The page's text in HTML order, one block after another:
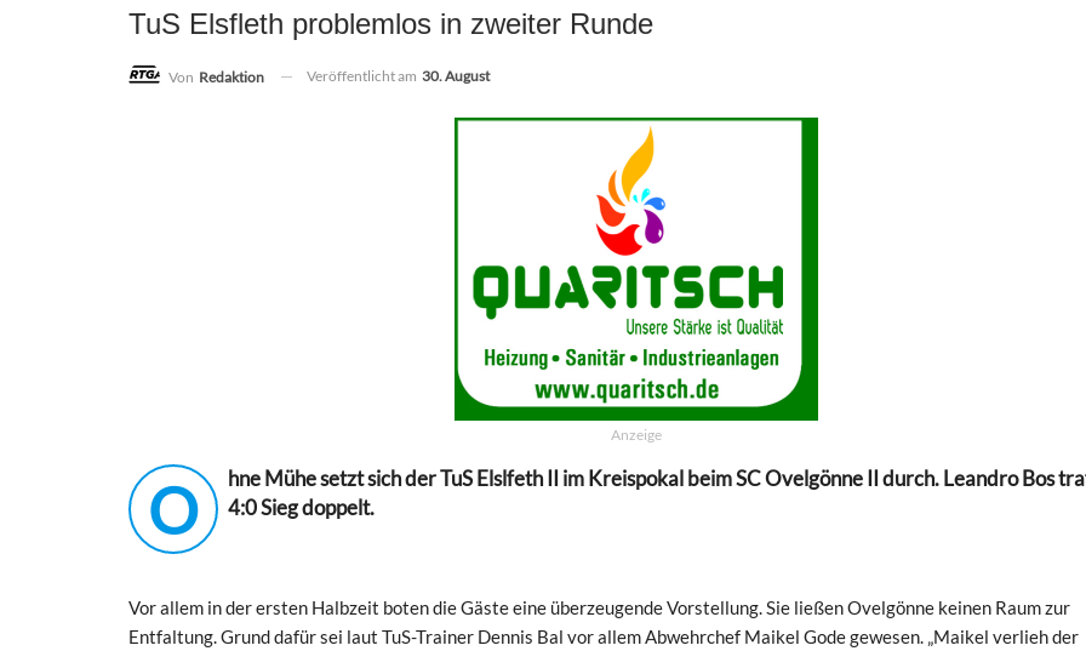
TuS Elsfleth problemlos in zweiter Runde
Von Redaktion Veröffentlicht am 30. August
Anzeige
O
hne Mühe setzt sich der TuS Elslfeth II im Kreispokal beim SC Ovelgönne II durch. Leandro Bos
4:0 Sieg doppelt.
Vor allem in der ersten Halbzeit boten die Gäste eine überzeugende Vorstellung. Sie ließen Ovelgönne keinen Raum zur
Entfaltung. Grund dafür sei laut TuS-Trainer Dennis Bal vor allem Abwehrchef Maikel Gode gewesen. „Maikel verlieh der